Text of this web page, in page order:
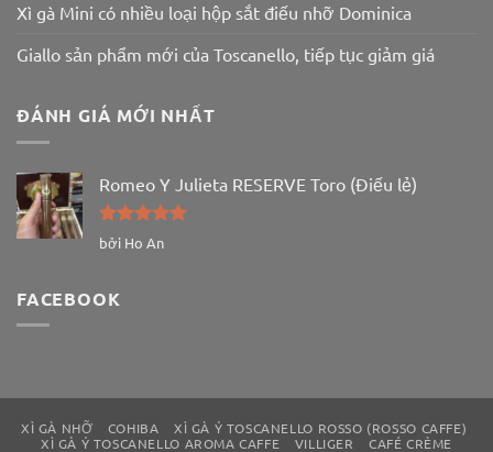
Xì gà Mini có nhiều loại hộp sắt điếu nhỡ Dominica
Giallo sản phẩm mới của Toscanello, tiếp tục giảm giá
ĐÁNH GIÁ MỚI NHẤT
Romeo Y Julieta RESERVE Toro (Điếu lẻ)
Được xếp
bởi Ho An
FACEBOOK
XÌ GÀ NHỠ COHIBA
XÌ GÀ Ý TOSCANELLO ROSSO (ROSSO CAFFE)
XÌ GÀ Ý TOSCANELLO AROMA CAFFE
VILLIGER
CAFÉ CRÈME